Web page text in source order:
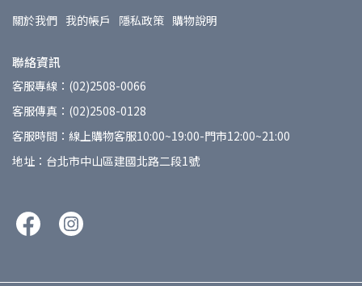
關於我們 我的帳戶 隱私政策 購物說明
聯絡資訊
客服專線：(02)2508-0066
客服傳真：(02)2508-0128
客服時間：線上購物客服10:00~19:00-門市12:00~21:00
地址：台北市中山區建國北路二段1號